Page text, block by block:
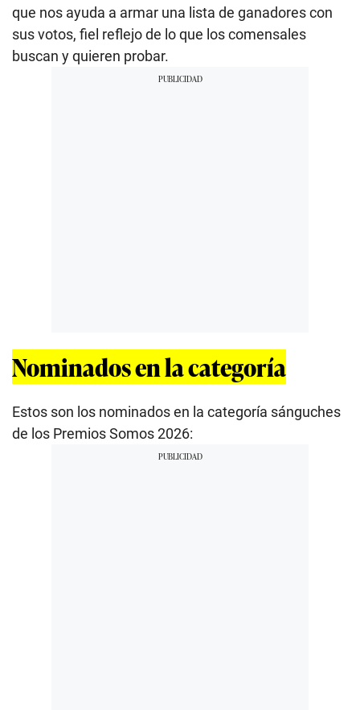
que nos ayuda a armar una lista de ganadores con
sus votos, fiel reflejo de lo que los comensales
buscan y quieren probar.
Nominados en la categoría
Estos son los nominados en la categoría sánguches
de los Premios Somos 2026: